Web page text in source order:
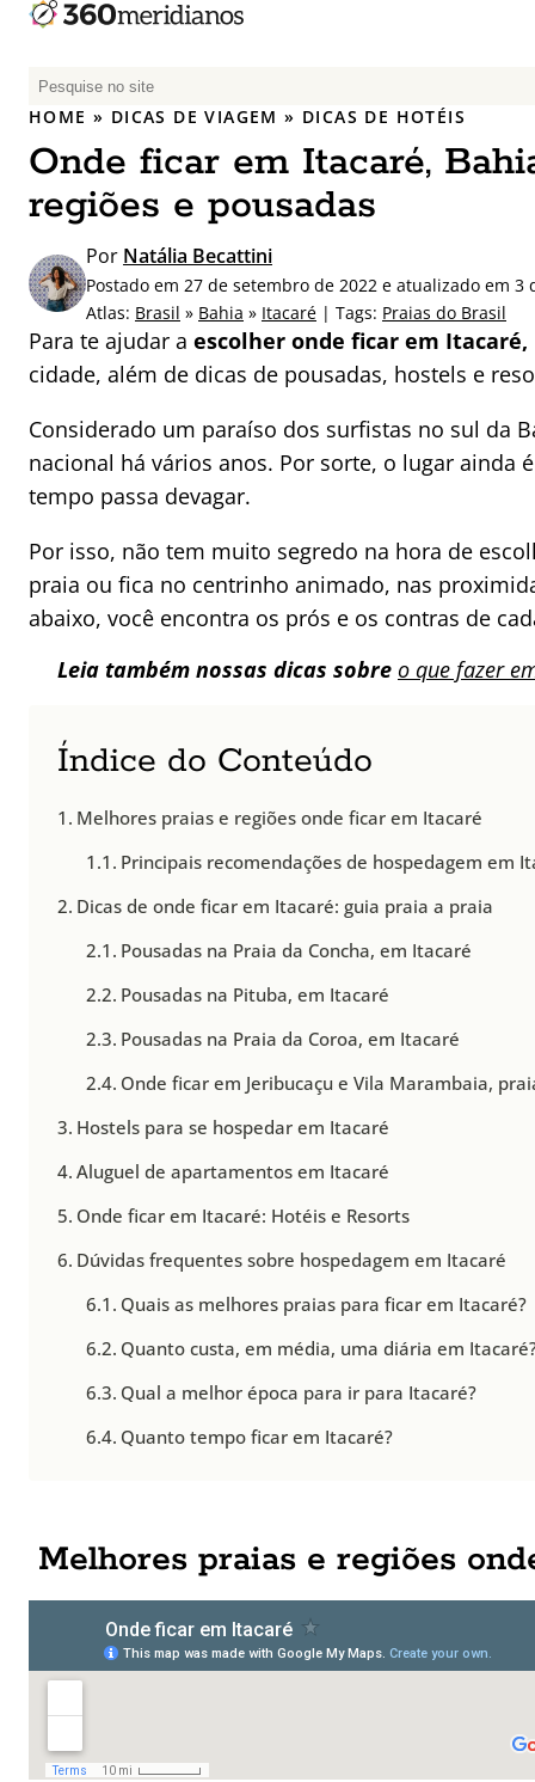
P
e
q
u
i
a
r
p
o
:
HOME » DICAS DE VIAGEM » DICAS DE HOTÉIS
Onde ficar em Itacaré,
regiões e pousadas
Por Natália Becattini
Postado em 27 de setembro de 2022 e atualizado em 3
Atlas: Brasil » Bahia » Itacaré | Tags: Praias do Brasil
Para te ajudar a escolher onde ficar em Itacaré,
cidade, além de dicas de pousadas, hostels e
Considerado um paraíso dos surfistas no sul da
nacional há vários anos. Por sorte, o lugar ainda
tempo passa devagar.
Por isso, não tem muito segredo na hora de
praia ou fica no centrinho animado, nas
abaixo, você encontra os prós e os contras de
Leia também nossas dicas sobre o que fazer
Índice do Conteúdo
Melhores praias e regiões onde ficar em Itacaré
Principais recomendações de hospedagem em
Dicas de onde ficar em Itacaré: guia praia a praia
Pousadas na Praia da Concha, em Itacaré
Pousadas na Pituba, em Itacaré
Pousadas na Praia da Coroa, em Itacaré
Onde ficar em Jeribucaçu e Vila Marambaia,
Hostels para se hospedar em Itacaré
Aluguel de apartamentos em Itacaré
Onde ficar em Itacaré: Hotéis e Resorts
Dúvidas frequentes sobre hospedagem em Itacaré
Quais as melhores praias para ficar em Itacaré?
Quanto custa, em média, uma diária em
Qual a melhor época para ir para Itacaré?
Quanto tempo ficar em Itacaré?
Melhores praias e regiões